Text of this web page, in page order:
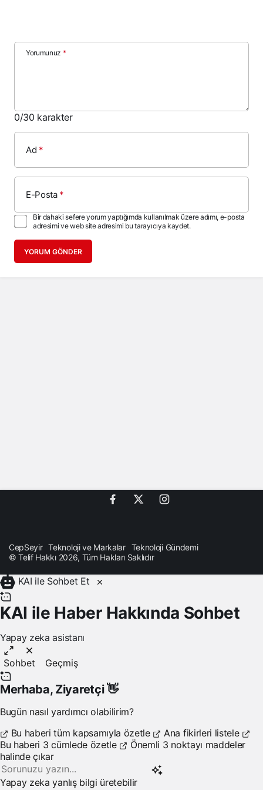
Yorumunuz *
0/30 karakter
Ad *
E-Posta*
Bir dahaki sefere yorum yaptığımda kullanılmak üzere adımı, e-posta
adresimi ve web site adresimi bu tarayıcıya kaydet.
YORUM GÖNDER
CepSeyir Teknoloji ve Markalar
Teknoloji Gündemi
© Telif Hakkı 2026, Tüm Hakları Saklıdır
KAI ile Sohbet Et
KAI ile Haber Hakkında Sohbet
Yapay zeka asistanı
Sohbet Geçmiş
Merhaba, Ziyaretçi👋
Bugün nasıl yardımcı olabilirim?
Bu haberi tüm kapsamıyla özetle
Ana fikirleri listele
Bu haberi 3 cümlede özetle
Önemli 3 noktayı maddeler
halinde çıkar
Yapay zeka yanlış bilgi üretebilir